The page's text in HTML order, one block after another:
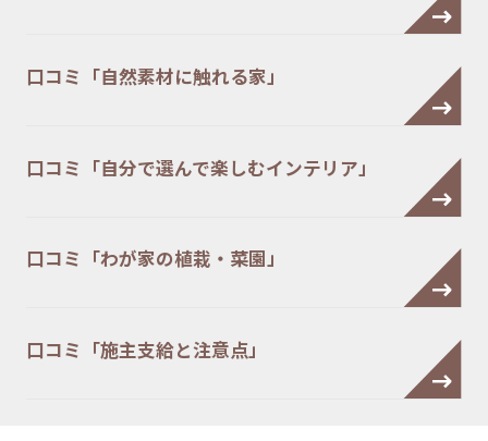
口コミ「自然素材に触れる家」
口コミ「自分で選んで楽しむインテリア」
口コミ「わが家の植栽・菜園」
口コミ「施主支給と注意点」